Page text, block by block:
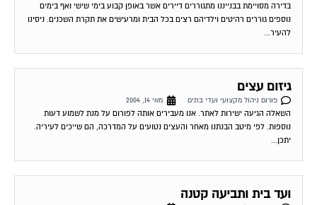
בדירה מסויימת בבנייננו מתגוררים דיירים אשר באופן קבוע בימי שישי ואף בימים
נוספים גוררים רהיטים וילדיהם רצים בכל הבית ומרעישים את תקרת השכנים. ניסינו
להעיר...
גיזום עצים
פורום ניהול מקצועי ועדי בתים
מאי 14, 2004
השאלה הגיעה ישירות לאתר. אנו מעבירים אותה לפורום על מנת לשמוע דעות
נוספות. לפי מיטב הבנתנו מאחר והעצים נטועים על המדרכה, הם שייכים לעיריה.
יתכן...
ועד בית ותביעה קטנה